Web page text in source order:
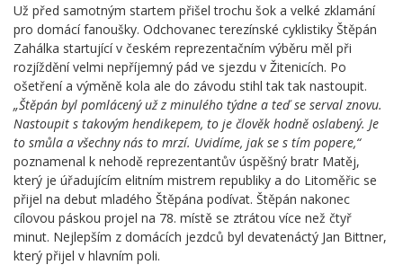
Už před samotným startem přišel trochu šok a velké zklamání
pro domácí fanoušky. Odchovanec terezínské cyklistiky Štěpán
Zahálka startující v českém reprezentačním výběru měl při
rozjíždění velmi nepříjemný pád ve sjezdu v Žitenicích. Po
ošetření a výměně kola ale do závodu stihl tak tak nastoupit.
„Štěpán byl pomlácený už z minulého týdne a teď se serval znovu.
Nastoupit s takovým hendikepem, to je člověk hodně oslabený. Je
to smůla a všechny nás to mrzí. Uvidíme, jak se s tím popere,“
poznamenal k nehodě reprezentantův úspěšný bratr Matěj,
který je úřadujícím elitním mistrem republiky a do Litoměřic se
přijel na debut mladého Štěpána podívat. Štěpán nakonec
cílovou páskou projel na 78. místě se ztrátou více než čtyř
minut. Nejlepším z domácích jezdců byl devatenáctý Jan Bittner,
který přijel v hlavním poli.